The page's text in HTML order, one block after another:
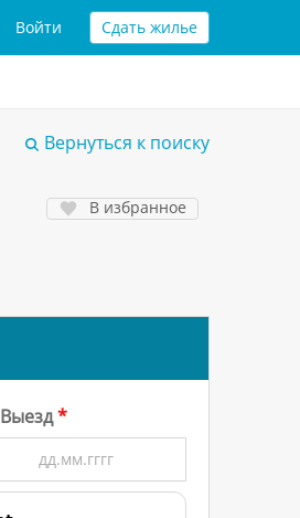
Войти Сдать жилье
Вернуться к поиску
В избранное
Выезд